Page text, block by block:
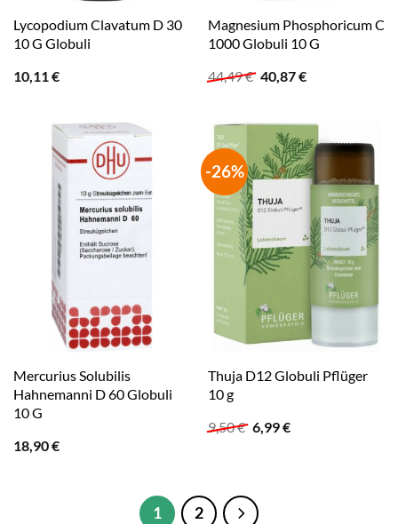
Lycopodium Clavatum D 30
10 G Globuli
10,11€
Magnesium Phosphoricum C
1000 Globuli 10 G
44,49€ Ursprünglicher
40,87€Aktueller
Mercurius Solubilis
Hahnemanni D 60 Globuli
10 G
18,90€
-26%
Thuja D12 Globuli Pflüger
10 g
9,50€ Ursprünglicher
6,99€Aktueller
1 2